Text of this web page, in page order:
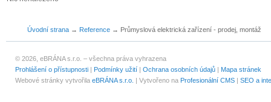
Úvodní strana → Reference → Průmyslová elektrická zařízení - prodej, montáž
© 2026, eBRÁNA s.r.o. – všechna práva vyhrazena
Prohlášení o přístupnosti | Podmínky užití | Ochrana osobních údajů | Mapa stránek
Webové stránky vytvořila eBRÁNA s.r.o. | Vytvořeno na Profesionální CMS | SEO a